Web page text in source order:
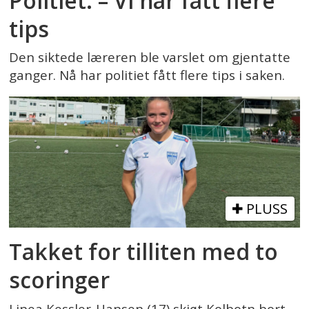
tips
Den siktede læreren ble varslet om gjentatte
ganger. Nå har politiet fått flere tips i saken.
PLUSS
Takket for tilliten med to
scoringer